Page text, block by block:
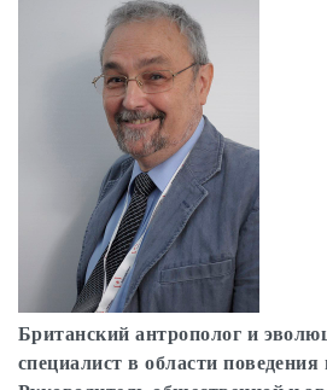
Британский антрополог и
специалист в области